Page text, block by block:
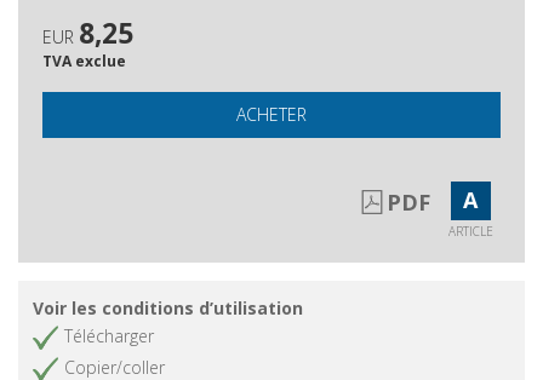
EUR 8,25
TVA exclue
ACHETER
PDF A
ARTICLE
Voir les conditions d’utilisation
Télécharger
Copier/coller